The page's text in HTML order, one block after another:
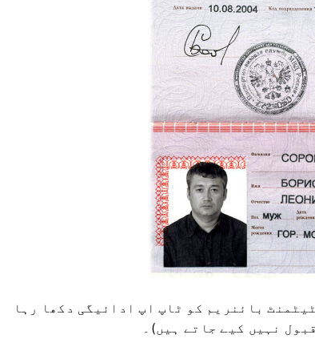
بائنریم کو ٹاپ اپ ادائیگی دکھا رہا
نہیں کیے جاتے ہیں)۔